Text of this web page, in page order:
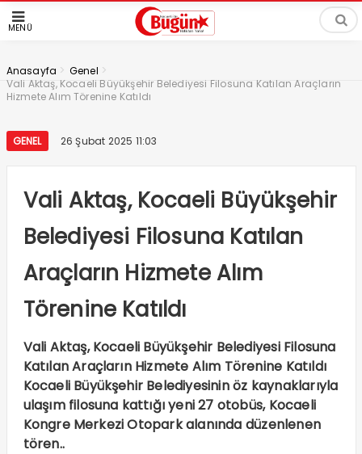
MENÜ
Anasayfa > Genel >
Vali Aktaş, Kocaeli Büyükşehir Belediyesi Filosuna Katılan Araçların
Hizmete Alım Törenine Katıldı
GENEL 26 Şubat 2025 11:03
Vali Aktaş, Kocaeli Büyükşehir
Belediyesi Filosuna Katılan
Araçların Hizmete Alım
Törenine Katıldı
Vali Aktaş, Kocaeli Büyükşehir Belediyesi Filosuna
Katılan Araçların Hizmete Alım Törenine Katıldı
Kocaeli Büyükşehir Belediyesinin öz kaynaklarıyla
ulaşım filosuna kattığı yeni 27 otobüs, Kocaeli
Kongre Merkezi Otopark alanında düzenlenen
tören..